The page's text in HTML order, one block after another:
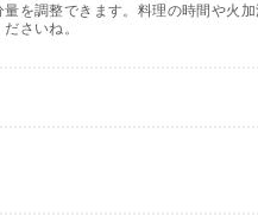
量を調整できます。料理の時間や火
さいね。